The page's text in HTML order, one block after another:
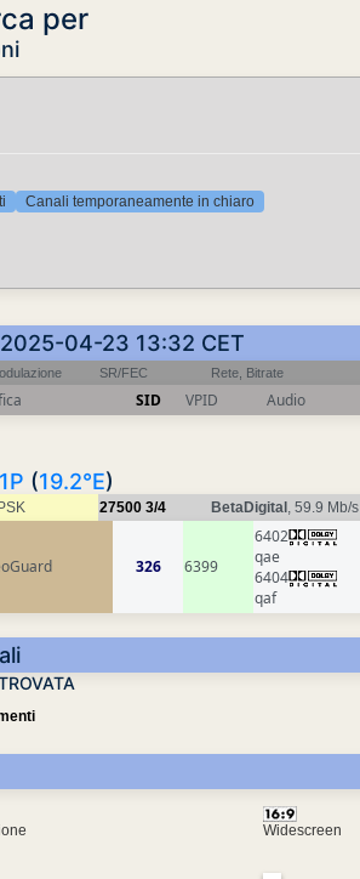
per
Canali temporaneamente in chiaro
04-23 13:32 CET
SR/FEC Rete, Bitrate
SID VPID Audio
(19.2°E)
27500 3/4 BetaDigital , 59.9 Mb/s
326 6399
6402
qae
6404
qaf
Widescreen